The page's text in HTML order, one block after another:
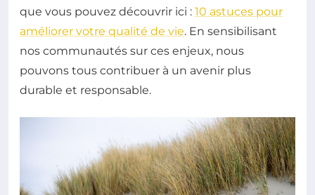
que vous pouvez découvrir ici : 10 astuces pour
améliorer votre qualité de vie. En sensibilisant
nos communautés sur ces enjeux, nous
pouvons tous contribuer à un avenir plus
durable et responsable.